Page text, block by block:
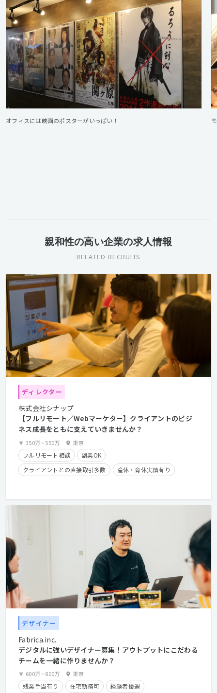
オフィスには映画のポスターがいっぱい！
親和性の高い企業の求人情報
RELATED RECRUITS
ディレクター
株式会社シナップ
【フルリモート／Webマーケター】クライアントのビジ
ネス成長をともに支えていきませんか？
350万~550万 東京
フルリモート相談
副業OK
クライアントとの直接取引多数
産休・育休実績有り
長期休暇有り
デザイナー
Fabrica.inc.
デジタルに強いデザイナー募集！アウトプットにこだわる
チームを一緒に作りませんか？
600万~800万 東京
残業手当有り 在宅勤務可 経験者優遇